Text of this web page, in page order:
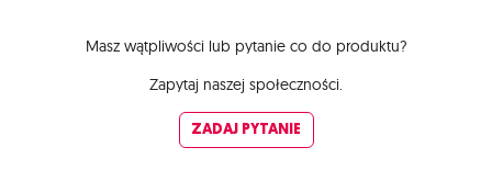
Masz wątpliwości lub pytanie co do produktu?
Zapytaj naszej społeczności.
ZADAJ PYTANIE